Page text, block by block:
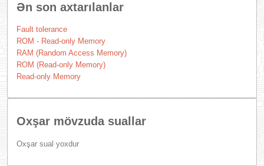
Ən son axtarılanlar
Fault tolerance
ROM - Read-only Memory
RAM (Random Access Memory)
ROM (Read-only Memory)
Read-only Memory
Oxşar mövzuda suallar
Oxşar sual yoxdur